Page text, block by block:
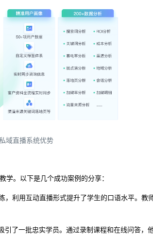
域直播系统优势
。以下是几个成功案例的分享：
利用互动直播形式提升了学生的口语水平。教
了一批忠实学员。通过录制课程和在线问答，